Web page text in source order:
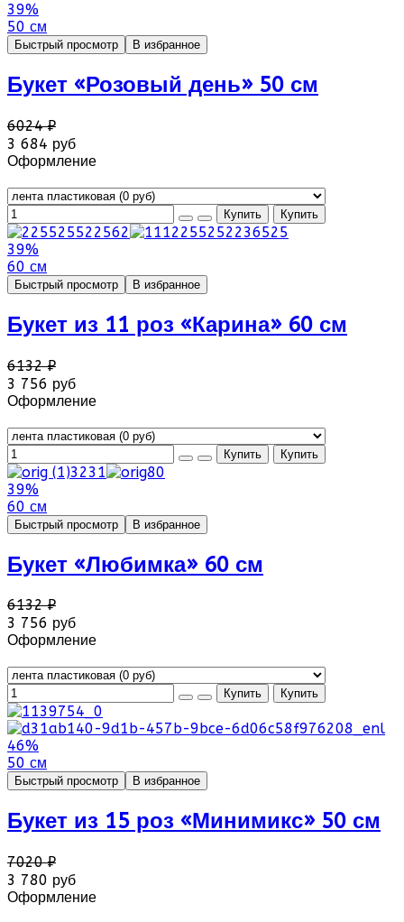
39%
50 см
Быстрый просмотр В избранное
Букет «Розовый день» 50 см
6024 ₽
3 684 руб
Оформление
39%
60 см
Быстрый просмотр В избранное
Букет из 11 роз «Карина» 60 см
6132 ₽
3 756 руб
Оформление
39%
60 см
Быстрый просмотр В избранное
Букет «Любимка» 60 см
6132 ₽
3 756 руб
Оформление
46%
50 см
Быстрый просмотр В избранное
Букет из 15 роз «Минимикс» 50 см
7020 ₽
3 780 руб
Оформление